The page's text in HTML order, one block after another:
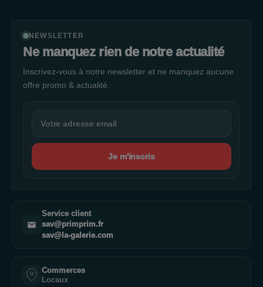
NEWSLETTER
Ne manquez rien de notre actualité
Inscrivez-vous à notre newsletter et ne manquez aucune
offre promo & actualité.
Je m'inscris
Service client
sav@primprim.fr
sav@la-galerie.com
Commerces
Locaux